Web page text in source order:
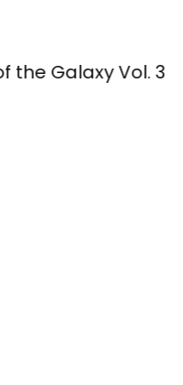
the Galaxy Vol. 3